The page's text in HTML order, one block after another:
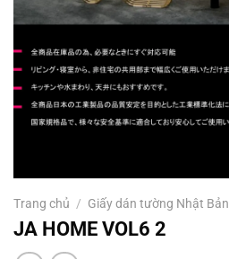
Trang chủ / Giấy dán tường Nhật Bản
JA HOME VOL6 2